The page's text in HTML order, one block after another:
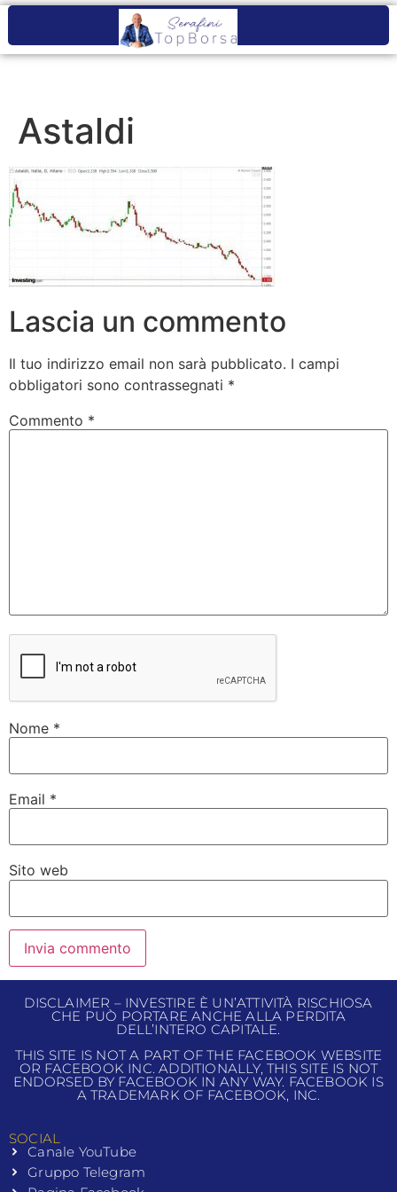
Astaldi
Lascia un commento
Il tuo indirizzo email non sarà pubblicato. I campi
obbligatori sono contrassegnati *
Commento *
Nome *
Email *
Sito web
DISCLAIMER – INVESTIRE È UN’ATTIVITÀ RISCHIOSA
CHE PUÒ PORTARE ANCHE ALLA PERDITA
DELL’INTERO CAPITALE.
THIS SITE IS NOT A PART OF THE FACEBOOK WEBSITE
OR FACEBOOK INC. ADDITIONALLY, THIS SITE IS NOT
ENDORSED BY FACEBOOK IN ANY WAY. FACEBOOK IS
A TRADEMARK OF FACEBOOK, INC.
SOCIAL
Canale YouTube
Gruppo Telegram